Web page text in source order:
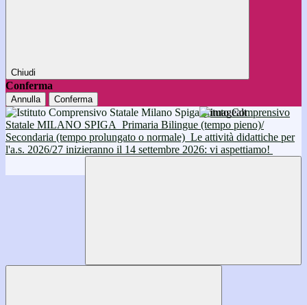
Chiudi
Conferma
Annulla Conferma
Istituto Comprensivo
Statale MILANO SPIGA Primaria Bilingue (tempo pieno)/
Secondaria (tempo prolungato o normale) Le attività didattiche per
l'a.s. 2026/27 inizieranno il 14 settembre 2026: vi aspettiamo!